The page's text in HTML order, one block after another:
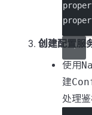
创建配置服
使用
建
处理鉴